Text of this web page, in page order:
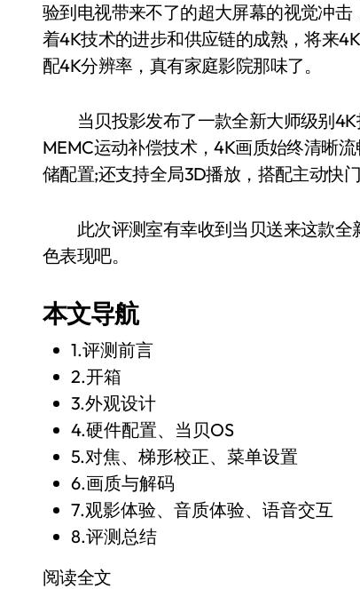
验到电视带来不了的超大屏幕的视觉冲
着4K技术的进步和供应链的成熟，将来
配4K分辨率，真有家庭影院那味了。
当贝投影发布了一款全新大师级别4K
MEMC运动补偿技术，4K画质始终清晰
储配置;还支持全局3D播放，搭配主动快
此次评测室有幸收到当贝送来这款全
色表现吧。
本文导航
1.评测前言
2.开箱
3.外观设计
4.硬件配置、当贝OS
5.对焦、梯形校正、菜单设置
6.画质与解码
7.观影体验、音质体验、语音交互
8.评测总结
阅读全文